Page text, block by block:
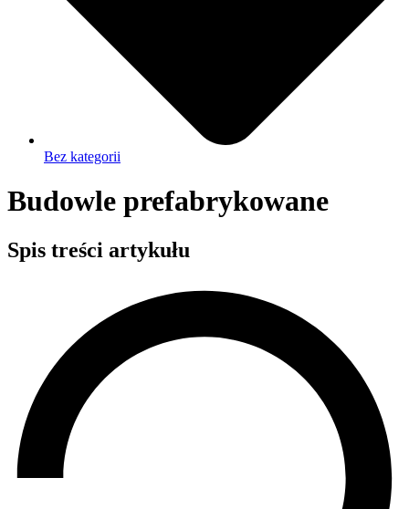
Bez kategorii
Budowle prefabrykowane
Spis treści artykułu